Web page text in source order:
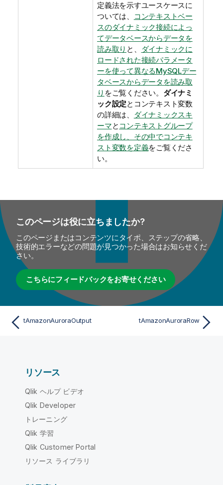
定義法を示すユースケースに
ついては、
コンテキストベー
スのダイナミック接続によっ
てデータベースからデータを
読み取り と、
ダイナミックに
ロードされた接続パラメータ
ーを使って異なるMySQLデー
タベースからデータを読み取
り をご覧ください。 ダイナミ
ック設定とコンテキスト変数
の詳細は、
ダイナミックスキ
ーマと コンテキストグループ
を作成し、その中でコンテキ
スト変数を定義をご覧くださ
い。
このページは役に立ちましたか?
このページまたはコンテンツにタイポ、ステップの省略、
技術的エラーなどの問題が見つかった場合はお知らせくだ
さい。
こちらにフィードバックをお寄せください
tAmazonAuroraOutput tAmazonAuroraRow
リソース
Qlik ヘルプ ビデオ
Qlik Developer
トレーニング
Qlik 学習
Qlik Customer Portal
リソース ライブラリ